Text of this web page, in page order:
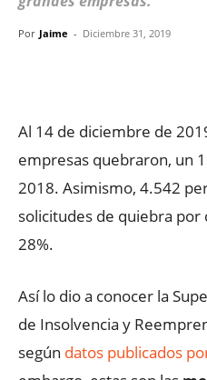
Por Jaime - Diciembre 31, 2019
Al 14 de diciembre de
empresas quebraron, un
2018. Asimismo, 4.542
solicitudes de quiebra
28%.
Así lo dio a conocer la
de Insolvencia y
según datos publicados